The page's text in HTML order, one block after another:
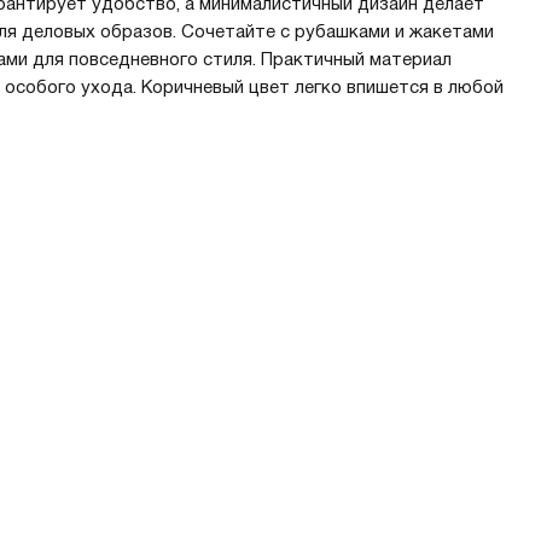
удобство, а минималистичный дизайн делает
деловых образов. Сочетайте с рубашками и жакетами
для повседневного стиля. Практичный материал
ухода. Коричневый цвет легко впишется в любой